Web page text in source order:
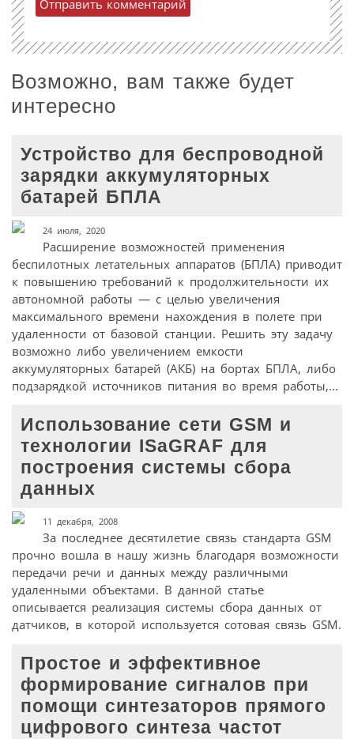
Возможно, вам также будет
интересно
Устройство для беспроводной
зарядки аккумуляторных
батарей БПЛА
24 июля, 2020
Расширение возможностей применения
беспилотных летательных аппаратов (БПЛА) приводит
к повышению требований к продолжительности их
автономной работы — с целью увеличения
максимального времени нахождения в полете при
удаленности от базовой станции. Решить эту задачу
возможно либо увеличением емкости
аккумуляторных батарей (АКБ) на бортах БПЛА, либо
подзарядкой источников питания во время работы,...
Использование сети GSM и
технологии ISaGRAF для
построения системы сбора
данных
11 декабря, 2008
За последнее десятилетие связь стандарта GSM
прочно вошла в нашу жизнь благодаря возможности
передачи речи и данных между различными
удаленными объектами. В данной статье
описывается реализация системы сбора данных от
датчиков, в которой используется сотовая связь GSM.
Простое и эффективное
формирование сигналов при
помощи синтезаторов прямого
цифрового синтеза частот